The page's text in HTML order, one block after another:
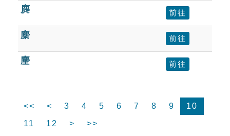
麂 前往
麇 前往
麈 前往
<< < 3 4 5 6 7 8 9
10
11
12 > >>